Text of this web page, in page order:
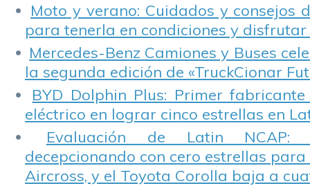
Moto y verano: Cuidados y consejos
para tenerla en condiciones y disfrutar
Mercedes-Benz Camiones y Buses
la segunda edición de «TruckCionar
BYD Dolphin Plus: Primer
eléctrico en lograr cinco estrellas en
Evaluación de Latin NCAP:
decepcionando con cero estrellas para
Aircross, y el Toyota Corolla baja a